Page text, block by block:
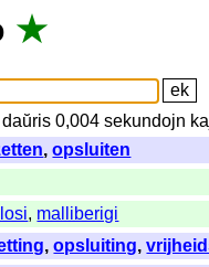
★
daŭris 0,004sekundojn
,opsluiten
, malliberigi
,opsluiting,